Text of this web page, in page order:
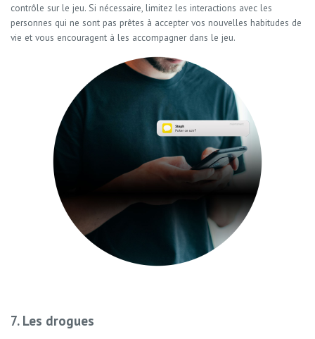
contrôle sur le jeu. Si nécessaire, limitez les interactions avec les
personnes qui ne sont pas prêtes à accepter vos nouvelles habitudes de
vie et vous encouragent à les accompagner dans le jeu.
7. Les drogues